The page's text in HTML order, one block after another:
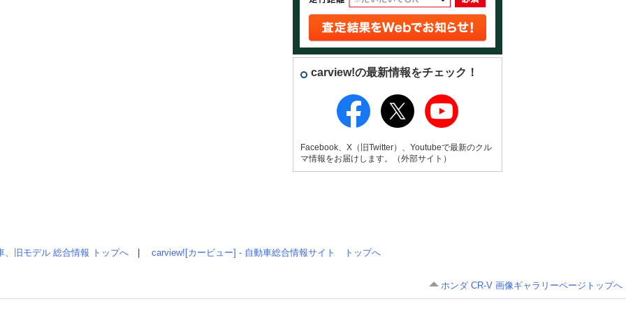
carview!の最新情報をチェック！
Facebook、X（旧Twitter）、Youtubeで最新のクル
マ情報をお届けします。（外部サイト）
、旧モデル 総合情報 トップへ carview![カービュー] - 自動車総合情報サイト トップへ
ホンダ CR-V 画像ギャラリーページトップへ